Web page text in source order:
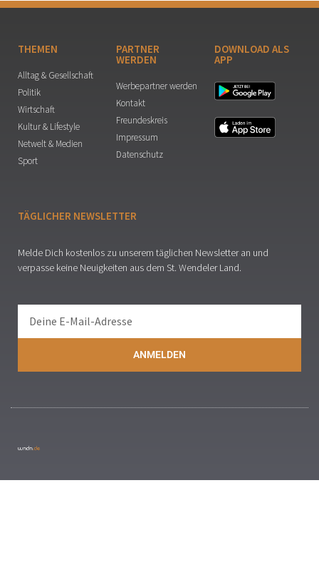
THEMEN
Alltag & Gesellschaft
Politik
Wirtschaft
Kultur & Lifestyle
Netwelt & Medien
Sport
PARTNER
WERDEN
Werbepartner werden
Kontakt
Freundeskreis
Impressum
Datenschutz
DOWNLOAD ALS
APP
TÄGLICHER NEWSLETTER
Melde Dich kostenlos zu unserem täglichen Newsletter an und
verpasse keine Neuigkeiten aus dem St. Wendeler Land.
ANMELDEN